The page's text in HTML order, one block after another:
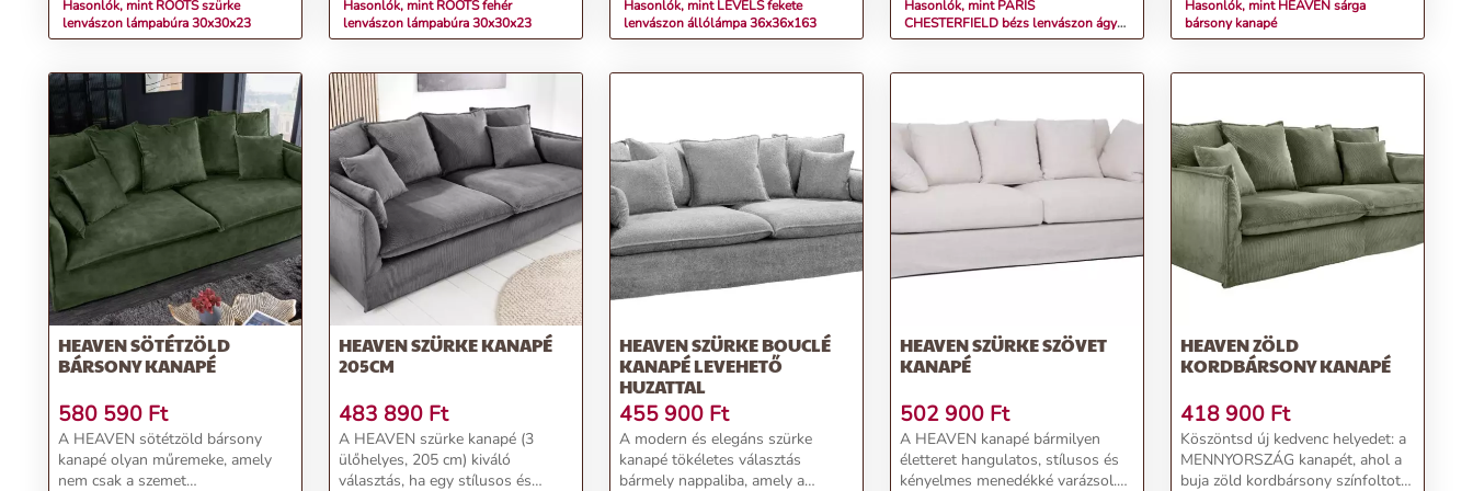
Hasonlók, mint ROOTS szürke
lenvászon lámpabúra 30x30x23
Hasonlók, mint ROOTS fehér
lenvászon lámpabúra 30x30x23
Hasonlók, mint LEVELS fekete
lenvászon állólámpa 36x36x163
Hasonlók, mint PARIS
CHESTERFIELD bézs lenvászon ágy
180x200cm
Hasonlók, mint HEAVEN sárga
bársony kanapé
HEAVEN SÖTÉTZÖLD
BÁRSONY KANAPÉ
580 590 Ft
A HEAVEN sötétzöld bársony
kanapé olyan műremeke, amely
nem csak a szemet
HEAVEN SZÜRKE KANAPÉ
205CM
483 890 Ft
A HEAVEN szürke kanapé (3
ülőhelyes, 205 cm) kiváló
választás, ha egy stílusos és
HEAVEN SZÜRKE BOUCLÉ
KANAPÉ LEVEHETŐ
HUZATTAL
455 900 Ft
A modern és elegáns szürke
kanapé tökéletes választás
bármely nappaliba, amely a
HEAVEN SZÜRKE SZÖVET
KANAPÉ
502 900 Ft
A HEAVEN kanapé bármilyen
életteret hangulatos, stílusos és
kényelmes menedékké varázsol.
HEAVEN ZÖLD
KORDBÁRSONY KANAPÉ
418 900 Ft
Köszöntsd új kedvenc helyedet: a
MENNYORSZÁG kanapét, ahol a
buja zöld kordbársony színfoltot